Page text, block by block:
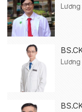
Lương
Lương